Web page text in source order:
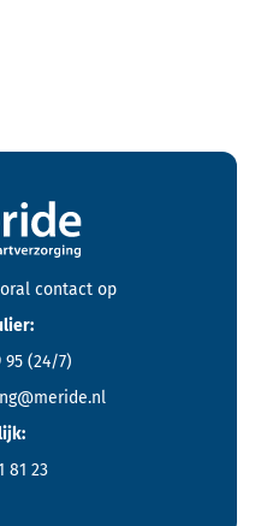
Meride
contact op
95 (24/7)
81 23